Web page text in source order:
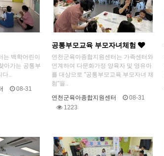
는 백학어린이
아가는 공통부
다..
08-31
공통부모교육 부모자녀체험
연천군육아종합지원센터는 가족센터와
연계하여 다문화가정 양육자 및 영유아
를 대상으로 "공통부모교육 부모자녀 체
험"을..
연천군육아종합지원센터
08-31
1223